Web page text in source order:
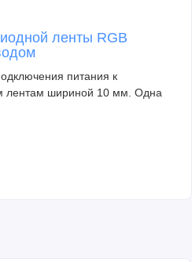
ленты RGB
питания к
лентам шириной 10 мм. Одна